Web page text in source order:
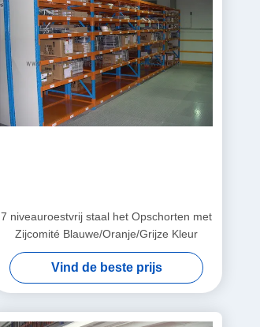
7 niveauroestvrij staal het Opschorten met
Zijcomité Blauwe/Oranje/Grijze Kleur
Vind de beste prijs